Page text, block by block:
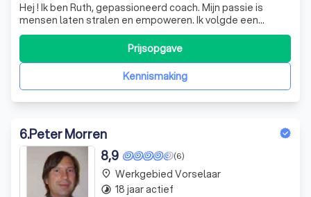
Hej ! Ik ben Ruth, gepassioneerd coach. Mijn passie is
mensen laten stralen en empoweren. Ik volgde een
erkende opleiding tot Professional Coach en Burnout
Coach, behaalde een Master in Systemisch Coaching en
ben een erkend VDAB loopbaancoach. Sinds augustus
2022 ben ik tevens bedrijfscoach en tr
Kennismaking
Prijsopgave
6.Peter Morren
(6)
8,9
place Werkgebied Vorselaar
timelapse 18 jaar actief